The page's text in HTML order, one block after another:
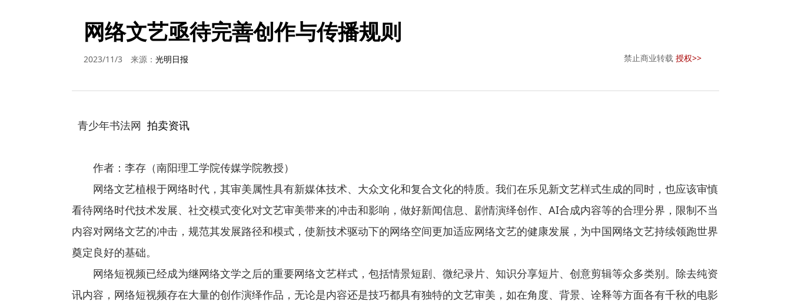
网络文艺亟待完善创作与传播规则
2023/11/3 来源： 光明日报 禁止商业转载 授权>>
青少年书法网 拍卖资讯
作者：李存（南阳理工学院传媒学院教授）
网络文艺植根于网络时代，其审美属性具有新媒体技术、大众文化和复合文化的特质。我们在乐见新文艺样式生成的同时，也应该审慎
看待网络时代技术发展、社交模式变化对文艺审美带来的冲击和影响，做好新闻信息、剧情演绎创作、AI合成内容等的合理分界，限制不当
内容对网络文艺的冲击，规范其发展路径和模式，使新技术驱动下的网络空间更加适应网络文艺的健康发展，为中国网络文艺持续领跑世界
奠定良好的基础。
网络短视频已经成为继网络文学之后的重要网络文艺样式，包括情景短剧、微纪录片、知识分享短片、创意剪辑等众多类别。除去纯资
讯内容，网络短视频存在大量的创作演绎作品，无论是内容还是技巧都具有独特的文艺审美，如在角度、背景、诠释等方面各有千秋的电影